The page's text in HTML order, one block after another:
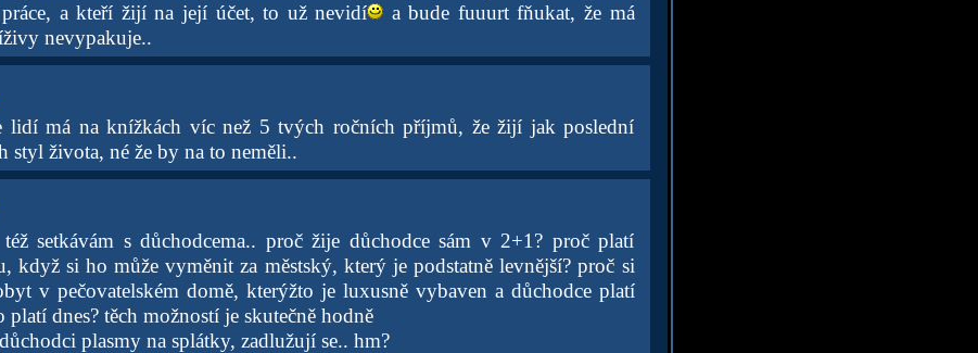
a kteří žijí na její účet, to už nevidí
a bude fuuurt fňukat, že má
nevypakuje..
lidí má na knížkách víc než 5 tvých ročních příjmů, že žijí jak poslední
styl života, né že by na to neměli..
setkávám s důchodcema.. proč žije důchodce sám v 2+1? proč platí
když si ho může vyměnit za městský, který je podstatně levnější? proč si
v pečovatelském domě, kterýžto je luxusně vybaven a důchodce platí
platí dnes? těch možností je skutečně hodně
plasmy na splátky, zadlužují se.. hm?